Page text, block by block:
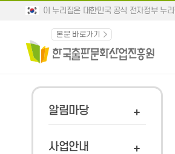
이 누리집은 대한민국 공식 전자정부 누
본문 바로가기
알림마당
사업안내